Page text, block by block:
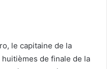
le capitaine de la
de finale de la